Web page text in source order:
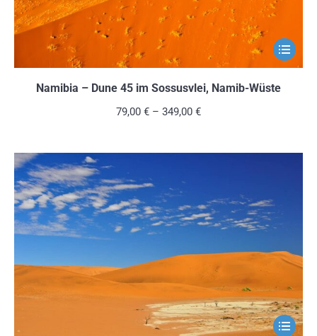
werden
Dieses
Produkt
weist
können
auf
gewählt
werden
Namibia – Dune 45 im Sossusvlei, Namib-Wüste
79,00 € – 349,00 €
Dieses